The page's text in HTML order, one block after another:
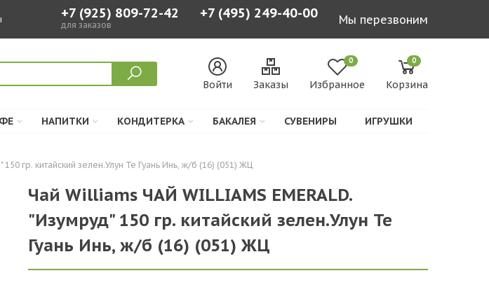
+7 (925) 809-72-42
для заказов
+7 (495) 249-40-00 Мы перезвоним
Войти Заказы
0
Избранное
0
Корзина
НАПИТКИ КОНДИТЕРКА БАКАЛЕЯ СУВЕНИРЫ ИГРУШКИ
гр. китайский зелен.Улун Те Гуань Инь, ж/б (16) (051) ЖЦ
Чай Williams ЧАЙ WILLIAMS EMERALD.
"Изумруд" 150 гр. китайский зелен.Улун Те
Гуань Инь, ж/б (16) (051) ЖЦ